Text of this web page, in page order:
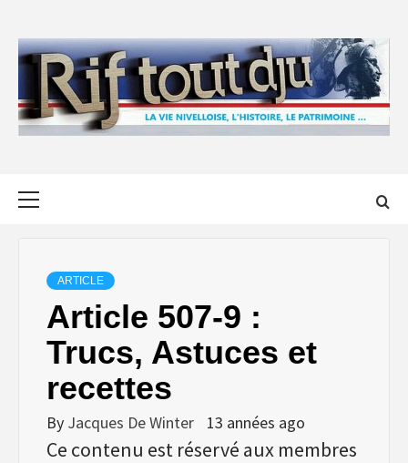
content
ARTICLE
Article 507-9 :
Trucs, Astuces et
recettes
By Jacques De Winter 13 années ago
Ce contenu est réservé aux membres